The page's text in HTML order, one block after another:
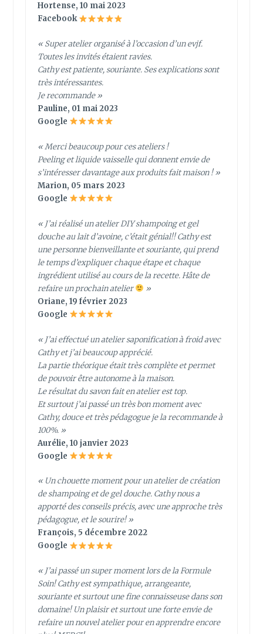
Hortense, 10 mai 2023
Facebook
« Super atelier organisé à l’occasion d’un evjf.
Toutes les invités étaient ravies.
Cathy est patiente, souriante. Ses explications sont
très intéressantes.
Je recommande »
Pauline, 01 mai 2023
Google
« Merci beaucoup pour ces ateliers !
Peeling et liquide vaisselle qui donnent envie de
s’intéresser davantage aux produits fait maison ! »
Marion, 05 mars 2023
Google
« J’ai réalisé un atelier DIY shampoing et gel
douche au lait d’avoine, c’était génial!! Cathy est
une personne bienveillante et souriante, qui prend
le temps d’expliquer chaque étape et chaque
ingrédient utilisé au cours de la recette. Hâte de
refaire un prochain atelier
»
Oriane, 19 février 2023
Google
« J’ai effectué un atelier saponification à froid avec
Cathy et j’ai beaucoup apprécié.
La partie théorique était très complète et permet
de pouvoir être autonome à la maison.
Le résultat du savon fait en atelier est top.
Et surtout j’ai passé un très bon moment avec
Cathy, douce et très pédagogue je la recommande à
100%. »
Aurélie, 10 janvier 2023
Google
« Un chouette moment pour un atelier de création
de shampoing et de gel douche. Cathy nous a
apporté des conseils précis, avec une approche très
pédagogue, et le sourire! »
François, 5 décembre 2022
Google
« J’ai passé un super moment lors de la Formule
Soin! Cathy est sympathique, arrangeante,
souriante et surtout une fine connaisseuse dans son
domaine! Un plaisir et surtout une forte envie de
refaire un nouvel atelier pour en apprendre encore